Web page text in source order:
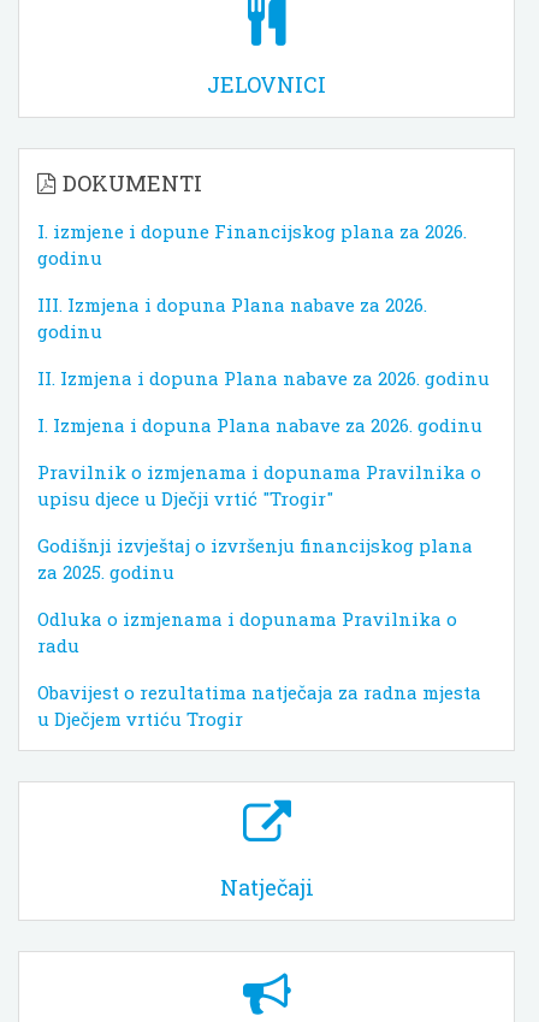
JELOVNICI
DOKUMENTI
I. izmjene i dopune Financijskog plana za 2026.
godinu
III. Izmjena i dopuna Plana nabave za 2026.
godinu
II. Izmjena i dopuna Plana nabave za 2026. godinu
I. Izmjena i dopuna Plana nabave za 2026. godinu
Pravilnik o izmjenama i dopunama Pravilnika o
upisu djece u Dječji vrtić "Trogir"
Godišnji izvještaj o izvršenju financijskog plana
za 2025. godinu
Odluka o izmjenama i dopunama Pravilnika o
radu
Obavijest o rezultatima natječaja za radna mjesta
u Dječjem vrtiću Trogir
Natječaji